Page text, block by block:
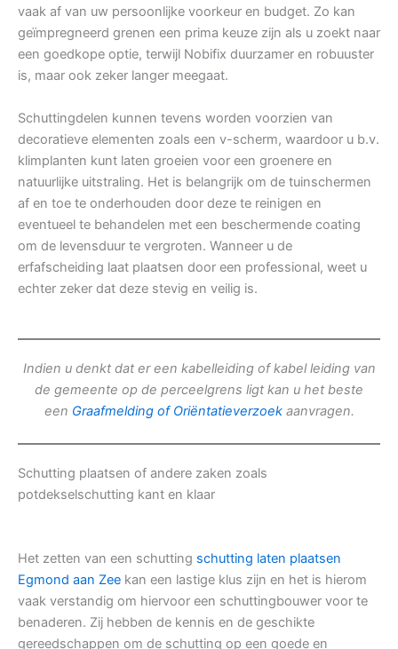
vaak af van uw persoonlijke voorkeur en budget. Zo kan
geïmpregneerd grenen een prima keuze zijn als u zoekt naar
een goedkope optie, terwijl Nobifix duurzamer en robuuster
is, maar ook zeker langer meegaat.
Schuttingdelen kunnen tevens worden voorzien van
decoratieve elementen zoals een v-scherm, waardoor u b.v.
klimplanten kunt laten groeien voor een groenere en
natuurlijke uitstraling. Het is belangrijk om de tuinschermen
af en toe te onderhouden door deze te reinigen en
eventueel te behandelen met een beschermende coating
om de levensduur te vergroten. Wanneer u de
erfafscheiding laat plaatsen door een professional, weet u
echter zeker dat deze stevig en veilig is.
Indien u denkt dat er een kabelleiding of kabel leiding van
de gemeente op de perceelgrens ligt kan u het beste
een Graafmelding of Oriëntatieverzoekaanvragen.
Schutting plaatsen of andere zaken zoals
potdekselschutting kant en klaar
Het zetten van een schutting schutting laten plaatsen
Egmond aan Zee kan een lastige klus zijn en het is hierom
vaak verstandig om hiervoor een schuttingbouwer voor te
benaderen. Zij hebben de kennis en de geschikte
gereedschappen om de schutting op een goede en